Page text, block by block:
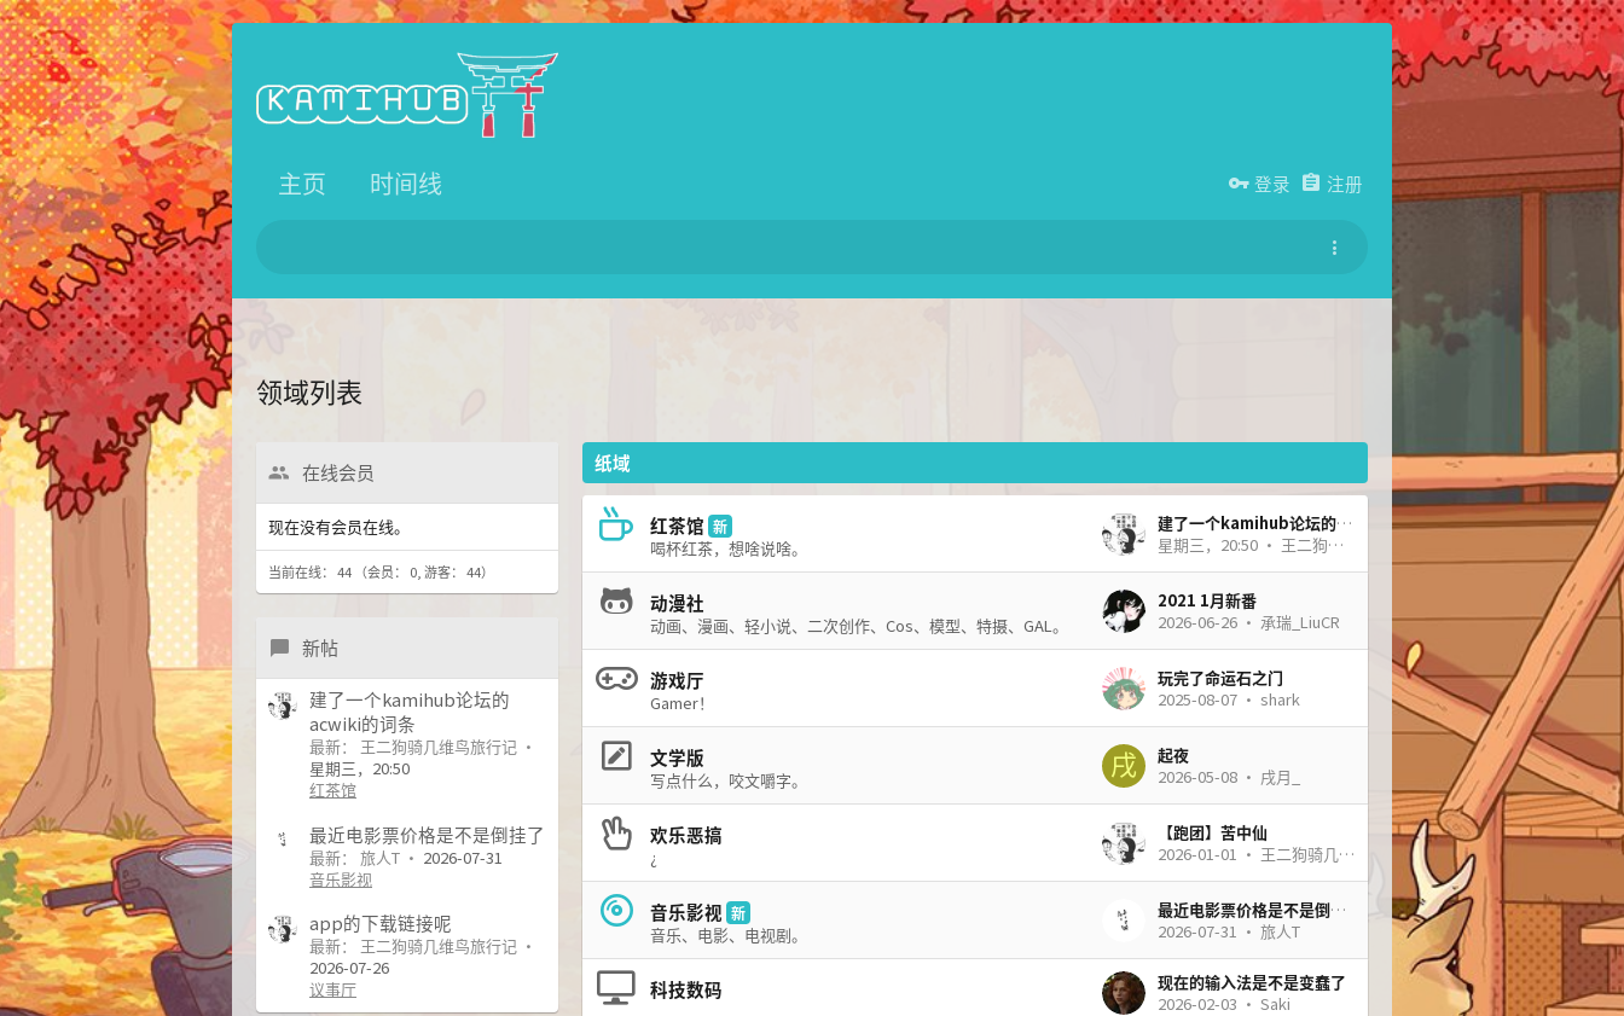
主页 时间线 登录 注册
领域列表
在线会员
现在没有会员在线。
当前在线： 44 （会员： 0, 游客： 44）
新帖
建了一个kamihub论坛的
acwiki的词条
最新： 王二狗骑几维鸟旅行记
星期三，20:50
红茶馆
最近电影票价格是不是倒挂了
最新： 旅人T
2026-07-31
音乐影视
app的下载链接呢
最新： 王二狗骑几维鸟旅行记
2026-07-26
议事厅
纸域
红茶馆 新
喝杯红茶，想啥说啥。
建了一个kamihub论坛的acwiki的词条
星期三，20:50
王二狗骑几维鸟旅行记
动漫社
动画、漫画、轻小说、二次创作、Cos、模型、特摄、GAL。
2021 1月新番
2026-06-26
承瑞_LiuCR
游戏厅
Gamer！
玩完了命运石之门
2025-08-07
shark
文学版
写点什么，咬文嚼字。 戌
起夜
2026-05-08
戌月_
欢乐恶搞
¿
【跑团】苦中仙
2026-01-01
王二狗骑几维鸟旅行记
音乐影视 新
音乐、电影、电视剧。
最近电影票价格是不是倒挂了
2026-07-31
旅人T
科技数码
现在的输入法是不是变蠢了
2026-02-03
Saki